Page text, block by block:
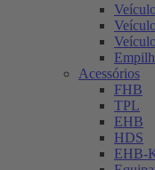
Acessórios
FHB
TPL
EHB
HDS
EHB-